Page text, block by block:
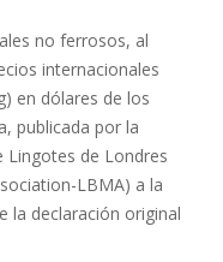
no ferrosos, al
internacionales
en dólares de los
publicada por la
Lingotes de Londres
LBMA) a la
la declaración original